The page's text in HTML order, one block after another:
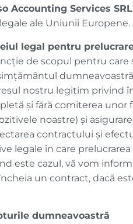
Accounting Services SRL
ale Uniunii Europene.
legal pentru
de scopul pentru care
dumneavoastră
nostru legitim privind
și fără comiterea unor
noastre) și
contractului și
legale în care
este cazul, vă vom
un contract, dacă
dumneavoastră